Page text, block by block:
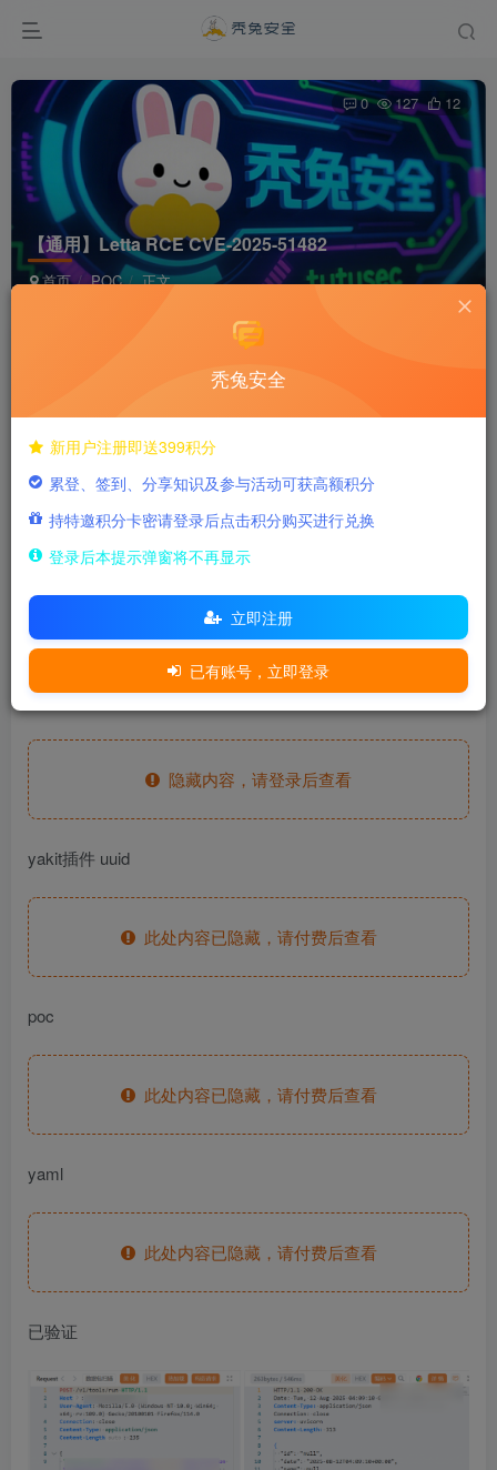
【通用】Letta RCE CVE-2025-51482
首页 POC 正文
0 127 12
此内容为付费阅读，请付费后查看
500
付费阅读
fofa语句
隐藏内容，请登录后查看
yakit插件 uuid
此处内容已隐藏，请付费后查看
poc
此处内容已隐藏，请付费后查看
yaml
此处内容已隐藏，请付费后查看
已验证
秃兔安全
新用户注册即送399积分
累登、签到、分享知识及参与活动可获高额积分
持特邀积分卡密请登录后点击积分购买进行兑换
登录后本提示弹窗将不再显示
立即注册
已有账号，立即登录